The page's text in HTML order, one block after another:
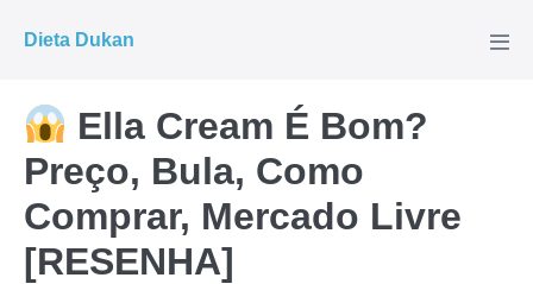
para
conteúdo
Dieta Dukan
Ella Cream É Bom?
Preço, Bula, Como
Comprar, Mercado Livre
[RESENHA]